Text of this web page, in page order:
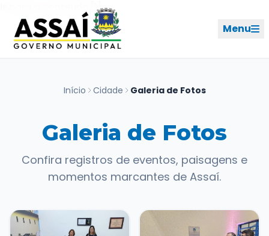
Ir para o conteúdo [1]
Menu
Geral
Início
Governo
Início Cidade Galeria de Fotos
Galeria de Fotos
Confira registros de eventos, paisagens e
momentos marcantes de Assaí.